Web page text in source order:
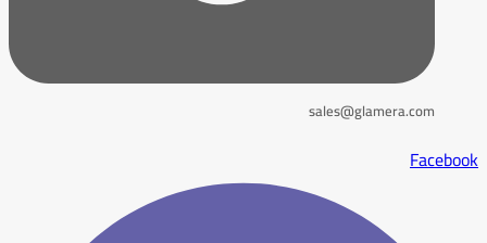
sales@glamera.com
Facebook